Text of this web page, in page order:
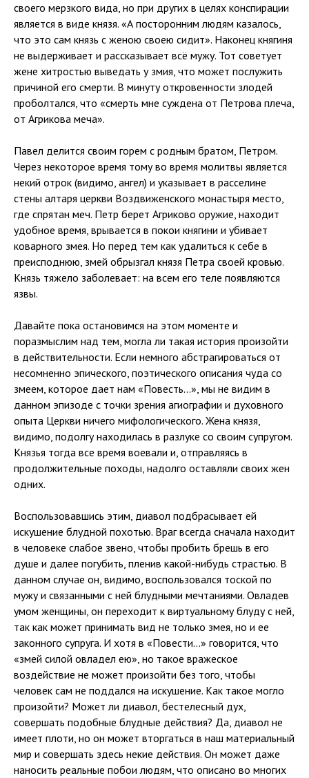
своего мерзкого вида, но при других в целях конспирации
является в виде князя. «А посторонним людям казалось,
что это сам князь с женою своею сидит». Наконец княгиня
не выдерживает и рассказывает всё мужу. Тот советует
жене хитростью выведать у змия, что может послужить
причиной его смерти. В минуту откровенности злодей
проболтался, что «смерть мне суждена от Петрова плеча,
от Агрикова меча».
Павел делится своим горем с родным братом, Петром.
Через некоторое время тому во время молитвы является
некий отрок (видимо, ангел) и указывает в расселине
стены алтаря церкви Воздвиженского монастыря место,
где спрятан меч. Петр берет Агриково оружие, находит
удобное время, врывается в покои княгини и убивает
коварного змея. Но перед тем как удалиться к себе в
преисподнюю, змей обрызгал князя Петра своей кровью.
Князь тяжело заболевает: на всем его теле появляются
язвы.
Давайте пока остановимся на этом моменте и
поразмыслим над тем, могла ли такая история произойти
в действительности. Если немного абстрагироваться от
несомненно эпического, поэтического описания чуда со
змеем, которое дает нам «Повесть…», мы не видим в
данном эпизоде с точки зрения агиографии и духовного
опыта Церкви ничего мифологического. Жена князя,
видимо, подолгу находилась в разлуке со своим супругом.
Князья тогда все время воевали и, отправляясь в
продолжительные походы, надолго оставляли своих жен
одних.
Воспользовавшись этим, диавол подбрасывает ей
искушение блудной похотью. Враг всегда сначала находит
в человеке слабое звено, чтобы пробить брешь в его
душе и далее погубить, пленив какой-нибудь страстью. В
данном случае он, видимо, воспользовался тоской по
мужу и связанными с ней блудными мечтаниями. Овладев
умом женщины, он переходит к виртуальному блуду с ней,
так как может принимать вид не только змея, но и ее
законного супруга. И хотя в «Повести…» говорится, что
«змей силой овладел ею», но такое вражеское
воздействие не может произойти без того, чтобы
человек сам не поддался на искушение. Как такое могло
произойти? Может ли диавол, бестелесный дух,
совершать подобные блудные действия? Да, диавол не
имеет плоти, но он может вторгаться в наш материальный
мир и совершать здесь некие действия. Он может даже
наносить реальные побои людям, что описано во многих